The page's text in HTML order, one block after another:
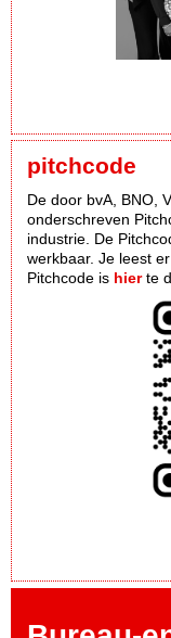
pitchcode
De door bvA, BNO,
onderschreven
industrie. De
werkbaar. Je leest
Pitchcode is hierte